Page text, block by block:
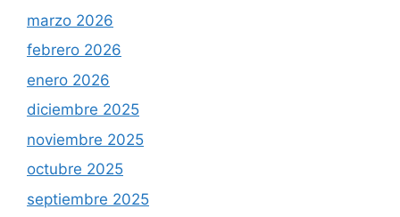
marzo 2026
febrero 2026
enero 2026
diciembre 2025
noviembre 2025
octubre 2025
septiembre 2025